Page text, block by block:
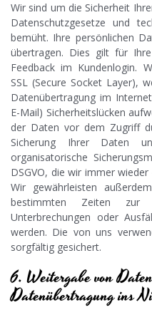
Wir sind um die Sicherheit
Datenschutzgesetze und
bemüht. Ihre persönlichen
übertragen. Dies gilt für
Feedback im Kundenlogin.
SSL (Secure Socket Layer),
Datenübertragung im
E-Mail) Sicherheitslücken
der Daten vor dem Zugriff
Sicherung Ihrer Daten
organisatorische
DSGVO, die wir immer
Wir gewährleisten
bestimmten Zeiten zur
Unterbrechungen oder
werden. Die von uns
sorgfältig gesichert.
6. Weitergabe von
Datenübertragung ins